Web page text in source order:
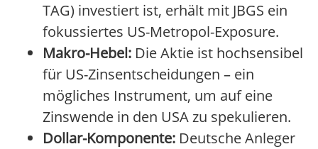
TAG) investiert ist, erhält mit JBGS ein
fokussiertes US-Metropol-Exposure.
Makro-Hebel: Die Aktie ist hochsensibel
für US-Zinsentscheidungen – ein
mögliches Instrument, um auf eine
Zinswende in den USA zu spekulieren.
Dollar-Komponente: Deutsche Anleger